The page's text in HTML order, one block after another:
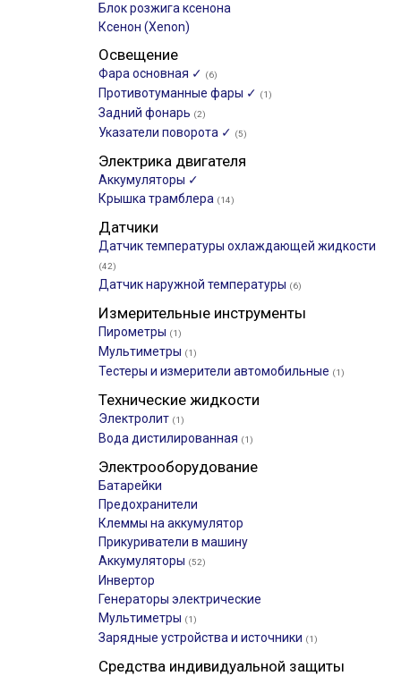
Блок розжига ксенона
Ксенон (Xenon)
Освещение
Фара основная ✓ (6)
Противотуманные фары ✓ (1)
Задний фонарь (2)
Указатели поворота ✓ (5)
Электрика двигателя
Аккумуляторы ✓
Крышка трамблера (14)
Датчики
Датчик температуры охлаждающей жидкости
(42)
Датчик наружной температуры (6)
Измерительные инструменты
Пирометры (1)
Мультиметры (1)
Тестеры и измерители автомобильные (1)
Технические жидкости
Электролит (1)
Вода дистилированная (1)
Электрооборудование
Батарейки
Предохранители
Клеммы на аккумулятор
Прикуриватели в машину
Аккумуляторы (52)
Инвертор
Генераторы электрические
Мультиметры (1)
Зарядные устройства и источники (1)
Средства индивидуальной защиты